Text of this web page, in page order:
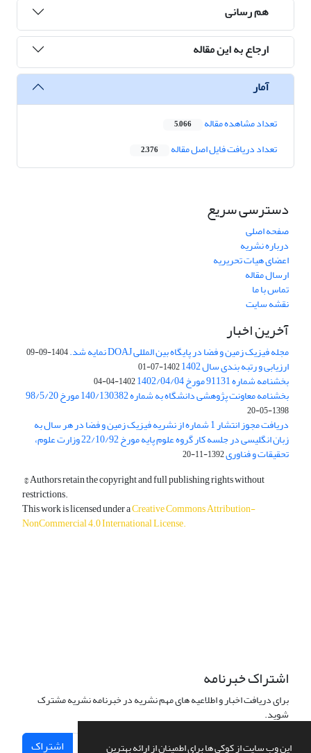
این وب سایت از کوکی ها برای اطمینان از ارائه بهترین
هم رسانی
ارجاع به این مقاله
آمار
تعداد مشاهده مقاله 5,066
تعداد دریافت فایل اصل مقاله 2,376
دسترسی سریع
صفحه اصلی
درباره نشریه
اعضای هیات تحریریه
ارسال مقاله
تماس با ما
نقشه سایت
آخرین اخبار
مجله فیزیک زمین و فضا در پایگاه بین المللی DOAJ نمایه شد. 1404-09-09
ارزیابی و رتبه بندی سال 1402 1402-07-01
بخشنامه شماره 91131 مورخ 1402/04/04 1402-04-04
بخشنامه معاونت پژوهشی دانشگاه به شماره 140/130382 مورخ 98/5/20
1398-05-20
دریافت مجوز انتشار 1 شماره از نشریه فیزیک زمین و فضا در هر سال به
زبان انگلیسی در جلسه کار گروه علوم پایه مورخ 22/10/92 وزارت علوم،
تحقیقات و فناوری1392-11-20
© Authors retain the copyright and full publishing rights without
restrictions.
This work is licensed under aCreative Commons Attribution-
NonCommercial 4.0 International License.
اشتراک خبرنامه
برای دریافت اخبار و اطلاعیه های مهم نشریه در خبرنامه نشریه مشترک
شوید.
اشتراک